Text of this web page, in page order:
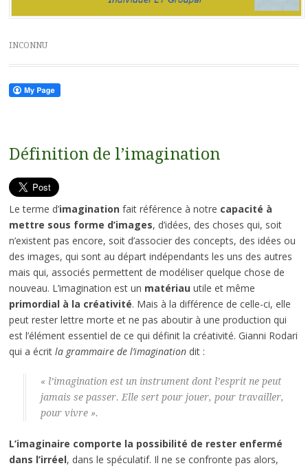
INCONNU
Définition de l’imagination
Le terme d’imaginationfait référence à notre capacité à
mettre sous forme d’images, d’idées, des choses qui, soit
n’existent pas encore, soit d’associer des concepts, des idées ou
des images, qui sont au départ indépendants les uns des autres
mais qui, associés permettent de modéliser quelque chose de
nouveau. L’imagination est un matériauutile et même
primordial à la créativité. Mais à la différence de celle-ci, elle
peut rester lettre morte et ne pas aboutir à une production qui
est l’élément essentiel de ce qui définit la créativité. Gianni Rodari
qui a écrit la grammaire de l’imaginationdit :
« l’imagination est un instrument dont l’esprit ne peut
jamais se passer. Elle sert pour jouer, pour travailler,
pour vivre ».
L’imaginaire comporte la possibilité de rester enfermé
dans l’irréel, dans le spéculatif. Il ne se confronte pas alors,